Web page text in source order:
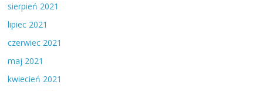
sierpień 2021
lipiec 2021
czerwiec 2021
maj 2021
kwiecień 2021